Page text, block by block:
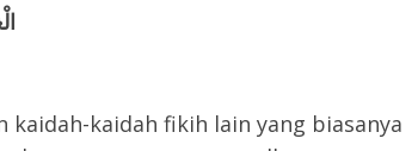
kaidah fikih lain yang biasanya